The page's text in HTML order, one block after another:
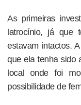
As primeiras
latrocínio, já que
estavam intactos.
que ela tenha sido
local onde foi
possibilidade de